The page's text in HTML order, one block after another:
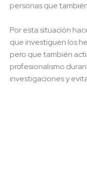
personas que
Por esta situación
que investiguen los
pero que también
profesionalismo
investigaciones y